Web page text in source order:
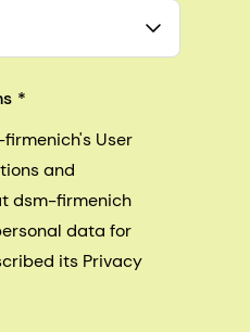
User
and
dsm-firmenich
data for
its Privacy